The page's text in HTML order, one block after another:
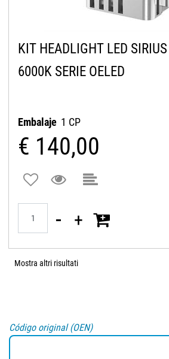
KIT HEADLIGHT LED
6000K SERIE OELED
Embalaje 1 CP
€ 140,00
Mostra altri risultati
Código original (OEN)